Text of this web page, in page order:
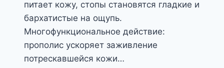
питает кожу, стопы становятся гладкие и
бархатистые на ощупь.
Многофункциональное действие:
прополис ускоряет заживление
потрескавшейся кожи…